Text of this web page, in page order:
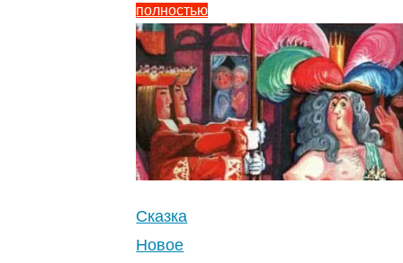
полностью
"Сказка
Очески
—
Братья
Гримм.
Читать
онлайн
с
Сказка
Новое